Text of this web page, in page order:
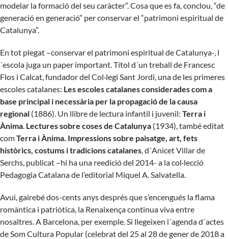
modelar la formació del seu caràcter”. Cosa que es fa, conclou, “de
generació en generació” per conservar el “patrimoni espiritual de
Catalunya”.
En tot plegat –conservar el patrimoni espiritual de Catalunya-, l
´escola juga un paper important. Títol d´un treball de Francesc
Flos i Calcat, fundador del Col·legi Sant Jordi, una de les primeres
escoles catalanes: Les escoles catalanes considerades com a
base principal i necessària per la propagació de la causa
regional (1886). Un llibre de lectura infantil i juvenil: Terra i
Ànima. Lectures sobre coses de Catalunya (1934), també editat
comTerra i Ànima. Impressions sobre paisatge, art, fets
històrics, costums i tradicions catalanes, d´Anicet Villar de
Serchs, publicat –hi ha una reedició del 2014- a la col·lecció
Pedagogia Catalana de l’editorial Miquel A. Salvatella.
Avui, gairebé dos-cents anys després que s’encengués la flama
romàntica i patriòtica, la Renaixença continua viva entre
nosaltres. A Barcelona, per exemple. Si llegeixen l´agenda d´actes
de Som Cultura Popular (celebrat del 25 al 28 de gener de 2018 a